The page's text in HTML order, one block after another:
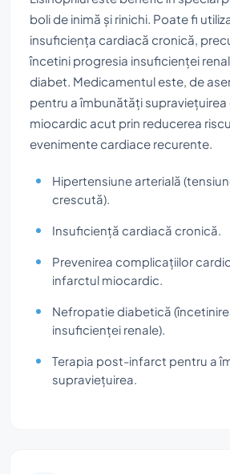
boli de inimă și rinichi. Poate fi
insuficiența cardiacă cronică,
încetini progresia insuficienței
diabet. Medicamentul este, de
pentru a îmbunătăți
miocardic acut prin reducerea
evenimente cardiace recurente.
Hipertensiune arterială
crescută).
Insuficiență cardiacă cronică.
Prevenirea complicațiilor
infarctul miocardic.
Nefropatie diabetică
insuficienței renale).
Terapia post-infarct pentru a
supraviețuirea.